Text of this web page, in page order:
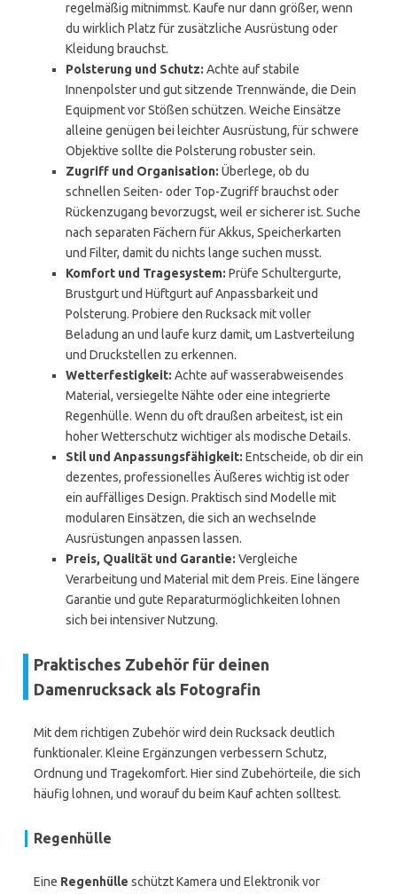
regelmäßig mitnimmst. Kaufe nur dann größer, wenn
du wirklich Platz für zusätzliche Ausrüstung oder
Kleidung brauchst.
Polsterung und Schutz: Achte auf stabile
Innenpolster und gut sitzende Trennwände, die Dein
Equipment vor Stößen schützen. Weiche Einsätze
alleine genügen bei leichter Ausrüstung, für schwere
Objektive sollte die Polsterung robuster sein.
Zugriff und Organisation: Überlege, ob du
schnellen Seiten- oder Top-Zugriff brauchst oder
Rückenzugang bevorzugst, weil er sicherer ist. Suche
nach separaten Fächern für Akkus, Speicherkarten
und Filter, damit du nichts lange suchen musst.
Komfort und Tragesystem: Prüfe Schultergurte,
Brustgurt und Hüftgurt auf Anpassbarkeit und
Polsterung. Probiere den Rucksack mit voller
Beladung an und laufe kurz damit, um Lastverteilung
und Druckstellen zu erkennen.
Wetterfestigkeit: Achte auf wasserabweisendes
Material, versiegelte Nähte oder eine integrierte
Regenhülle. Wenn du oft draußen arbeitest, ist ein
hoher Wetterschutz wichtiger als modische Details.
Stil und Anpassungsfähigkeit: Entscheide, ob dir ein
dezentes, professionelles Äußeres wichtig ist oder
ein auffälliges Design. Praktisch sind Modelle mit
modularen Einsätzen, die sich an wechselnde
Ausrüstungen anpassen lassen.
Preis, Qualität und Garantie: Vergleiche
Verarbeitung und Material mit dem Preis. Eine längere
Garantie und gute Reparaturmöglichkeiten lohnen
sich bei intensiver Nutzung.
Praktisches Zubehör für deinen
Damenrucksack als Fotografin
Mit dem richtigen Zubehör wird dein Rucksack deutlich
funktionaler. Kleine Ergänzungen verbessern Schutz,
Ordnung und Tragekomfort. Hier sind Zubehörteile, die sich
häufig lohnen, und worauf du beim Kauf achten solltest.
Regenhülle
Eine Regenhülle schützt Kamera und Elektronik vor